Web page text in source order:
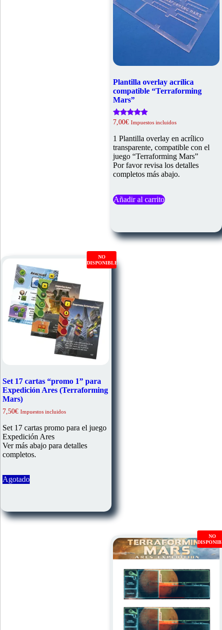
Plantilla overlay acrílica
compatible “Terraforming
Mars”
Valorado
5.00
de 5
7,00€ Impuestos incluidos
1 Plantilla overlay en acrílico
transparente, compatible con el
juego “Terraforming Mars”
Por favor revisa los detalles
completos más abajo.
Añadir al carrito
NO
DISPONIBLE
Set 17 cartas “promo 1” para
Expedición Ares (Terraforming
Mars)
7,50€ Impuestos incluidos
Set 17 cartas promo para el juego
Expedición Ares
Ver más abajo para detalles
completos.
Agotado
NO